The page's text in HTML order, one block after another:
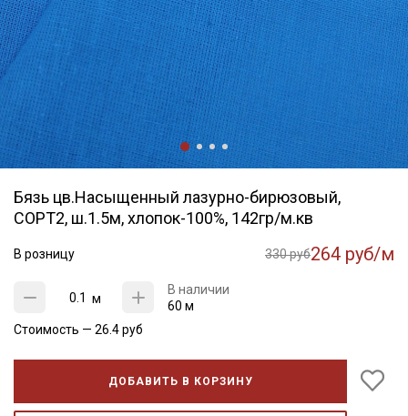
Бязь цв.Насыщенный лазурно-бирюзовый,
СОРТ2, ш.1.5м, хлопок-100%, 142гр/м.кв
В розницу 330 руб264 руб/м
м
В наличии
60 м
Стоимость — 26.4руб
ДОБАВИТЬ В КОРЗИНУ